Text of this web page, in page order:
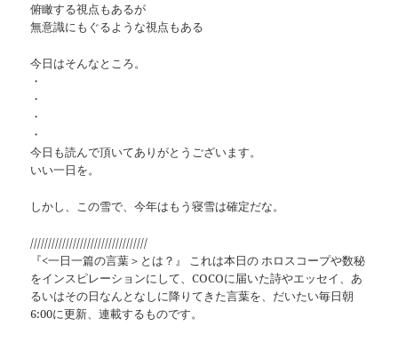
俯瞰する視点もあるが
無意識にもぐるような視点もある
今日はそんなところ。
・
・
・
・
今日も読んで頂いてありがとうございます。
いい一日を。
しかし、この雪で、今年はもう寝雪は確定だな。
/////////////////////////////////
『<一日一篇の言葉＞とは？』 これは本日の ホロスコープや数秘
をインスピレーションにして、COCOに届いた詩やエッセイ、あ
るいはその日なんとなしに降りてきた言葉を、だいたい毎日朝
6:00に更新、連載するものです。